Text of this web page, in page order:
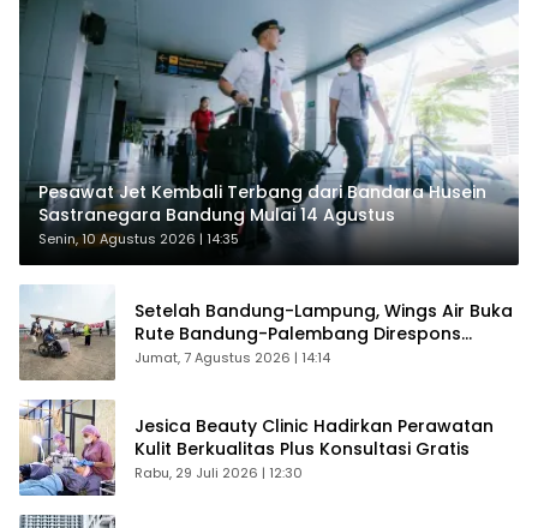
Pesawat Jet Kembali Terbang dari Bandara Husein
Sastranegara Bandung Mulai 14 Agustus
Senin, 10 Agustus 2026 | 14:35
Setelah Bandung-Lampung, Wings Air Buka
Rute Bandung-Palembang Direspons
Langsung Penumpang
Jumat, 7 Agustus 2026 | 14:14
Jesica Beauty Clinic Hadirkan Perawatan
Kulit Berkualitas Plus Konsultasi Gratis
Rabu, 29 Juli 2026 | 12:30